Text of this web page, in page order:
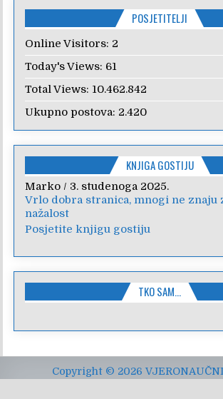
POSJETITELJI
Online Visitors: 2
Today's Views: 61
Total Views: 10.462.842
Ukupno postova: 2.420
KNJIGA GOSTIJU
Marko / 3. studenoga 2025.
Vrlo dobra stranica, mnogi ne znaju
nažalost
Anica/7. veljače 2024.
Poštovanje, draga kolegice! Hvala
nesebičnom radu i promoviranju...
Posjetite knjigu gostiju
TKO SAM…
Copyright © 2026 VJERONAUČNI